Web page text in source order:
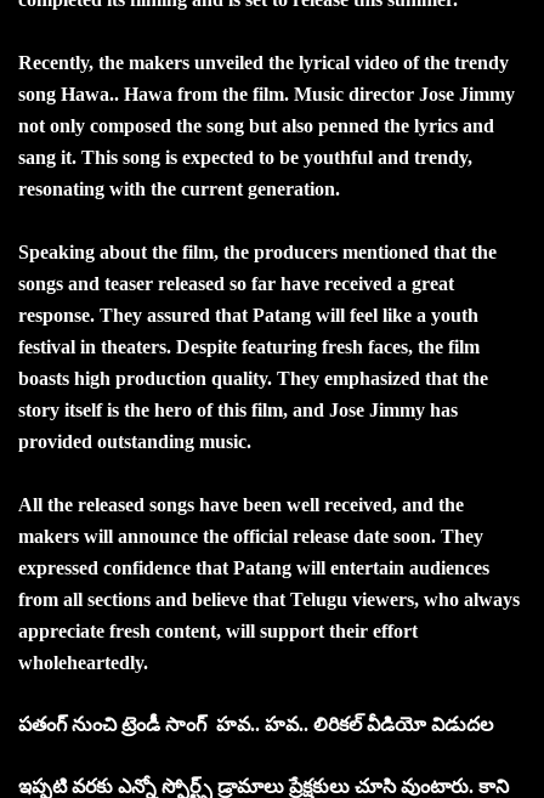
Recently, the makers unveiled the lyrical video of the trendy
song Hawa.. Hawa from the film. Music director Jose Jimmy
not only composed the song but also penned the lyrics and
sang it. This song is expected to be youthful and trendy,
resonating with the current generation.
Speaking about the film, the producers mentioned that the
songs and teaser released so far have received a great
response. They assured that Patang will feel like a youth
festival in theaters. Despite featuring fresh faces, the film
boasts high production quality. They emphasized that the
story itself is the hero of this film, and Jose Jimmy has
provided outstanding music.
All the released songs have been well received, and the
makers will announce the official release date soon. They
expressed confidence that Patang will entertain audiences
from all sections and believe that Telugu viewers, who always
appreciate fresh content, will support their effort
wholeheartedly.
పతంగ్‌ నుంచి ట్రెండీ సాంగ్‌ హవ.. హవ.. లిరికల్ వీడియో విడుదల
ఇప్పటి వరకు ఎన్నో స్పోర్ట్స్ డ్రామాలు ప్రేక్ష‌కులు చూసి వుంటారు. కాని